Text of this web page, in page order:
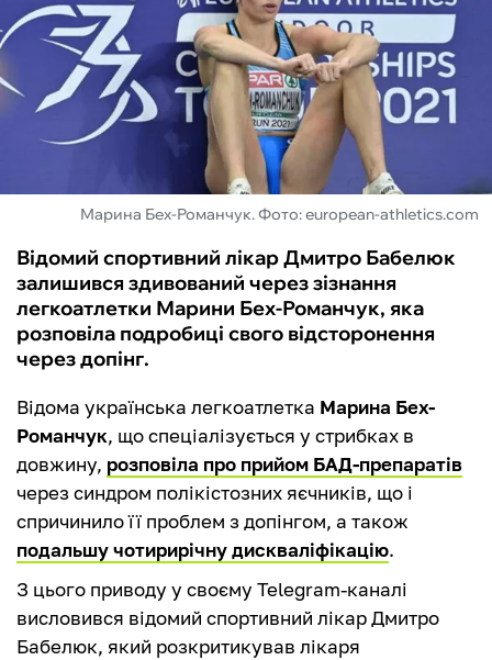
ФУТЗАЛ
ІНШІ
БУКМЕКЕРИ
Марина Бех-Романчук. Фото: european-athletics.com
Відомий спортивний лікар Дмитро Бабелюк
залишився здивований через зізнання
легкоатлетки Марини Бех-Романчук, яка
розповіла подробиці свого відсторонення
через допінг.
Відома українська легкоатлетка Марина Бех-
Романчук, що спеціалізується у стрибках в
довжину, розповіла про прийом БАД-препаратів
через синдром полікістозних яєчників, що і
спричинило її проблем з допінгом, а також
подальшу чотирирічну дискваліфікацію.
З цього приводу у своєму Telegram-каналі
висловився відомий спортивний лікар Дмитро
Бабелюк, який розкритикував лікаря